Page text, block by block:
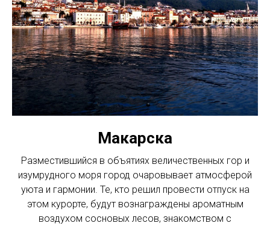
Макарска
Разместившийся в объятиях величественных гор и
изумрудного моря город очаровывает атмосферой
уюта и гармонии. Те, кто решил провести отпуск на
этом курорте, будут вознаграждены ароматным
воздухом сосновых лесов, знакомством с